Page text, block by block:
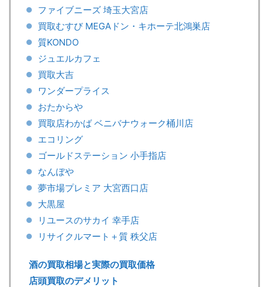
ファイブニーズ 埼玉大宮店
買取むすび MEGAドン・キホーテ北鴻巣店
質KONDO
ジュエルカフェ
買取大吉
ワンダープライス
おたからや
買取店わかば ベニバナウォーク桶川店
エコリング
ゴールドステーション 小手指店
なんぼや
夢市場プレミア 大宮西口店
大黒屋
リユースのサカイ 幸手店
リサイクルマート＋質 秩父店
酒の買取相場と実際の買取価格
店頭買取のデメリット